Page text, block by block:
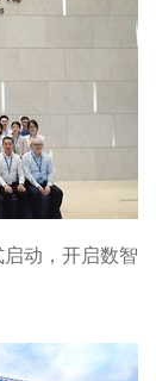
启动，开启数智